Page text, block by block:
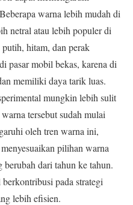
warna lebih mudah di
netral atau lebih populer di
hitam, dan perak
pasar mobil bekas, karena di
memiliki daya tarik luas.
mungkin lebih sulit
tersebut sudah mulai
oleh tren warna ini,
pilihan warna
berubah dari tahun ke tahun.
pada strategi
lebih efisien.